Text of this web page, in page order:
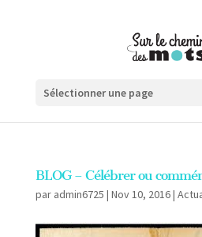
Sélectionner une page
BLOG – Célébrer ou
par admin6725 | Nov 10, 2016|